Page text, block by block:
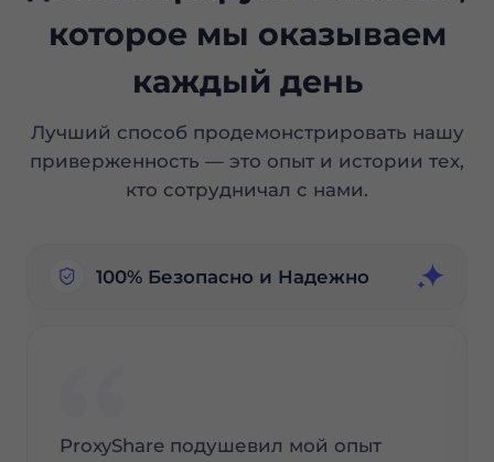
которое мы оказываем
каждый день
Лучший способ продемонстрировать нашу
приверженность — это опыт и истории тех,
кто сотрудничал с нами.
100% Безопасно и Надежно
ProxyShare подушевил мой опыт